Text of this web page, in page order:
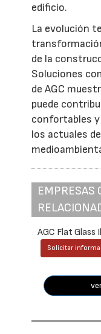
edificio.
La evolución
de la
Soluciones
de AGC
puede
confortables y
los actuales
EMPRESAS
AGC Flat Glass
Solicitar